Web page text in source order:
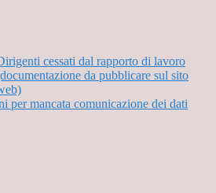
cessati dal rapporto di lavoro
da pubblicare sul sito
per mancata comunicazione dei dati